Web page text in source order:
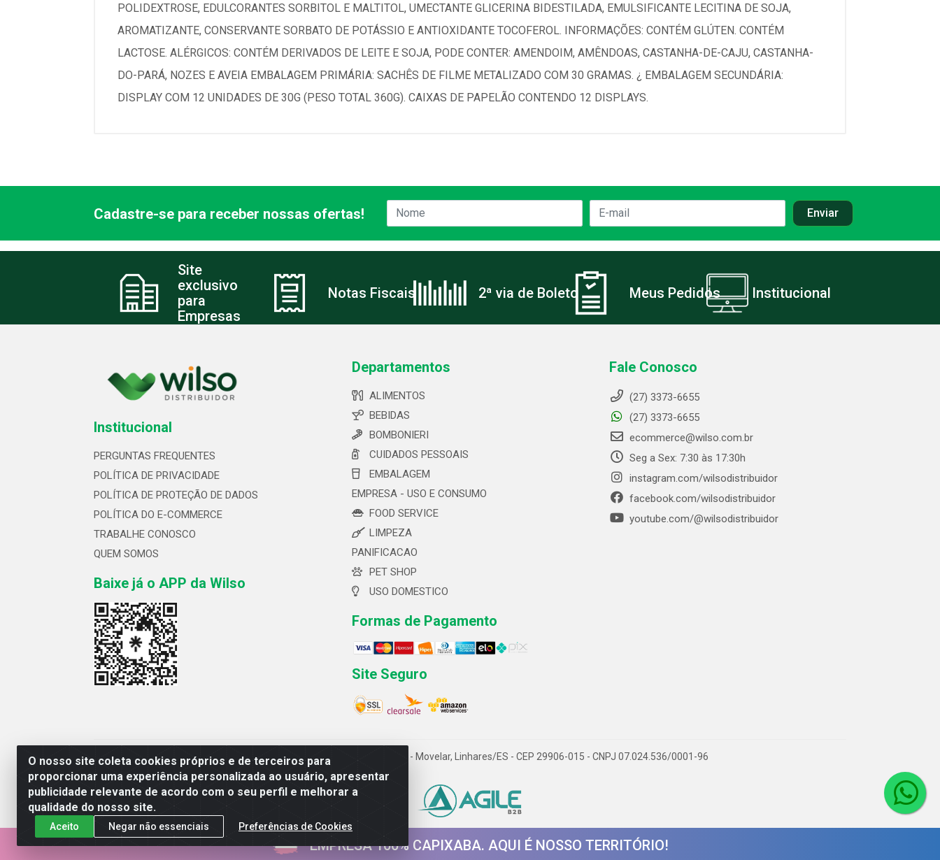
POLIDEXTROSE, EDULCORANTES SORBITOL E MALTITOL, UMECTANTE GLICERINA BIDESTILADA, EMULSIFICANTE LECITINA DE SOJA,
AROMATIZANTE, CONSERVANTE SORBATO DE POTÁSSIO E ANTIOXIDANTE TOCOFEROL. INFORMAÇÕES: CONTÉM GLÚTEN. CONTÉM
LACTOSE. ALÉRGICOS: CONTÉM DERIVADOS DE LEITE E SOJA, PODE CONTER: AMENDOIM, AMÊNDOAS, CASTANHA-DE-CAJU, CASTANHA-
DO-PARÁ, NOZES E AVEIA EMBALAGEM PRIMÁRIA: SACHÊS DE FILME METALIZADO COM 30 GRAMAS. ¿ EMBALAGEM SECUNDÁRIA:
DISPLAY COM 12 UNIDADES DE 30G (PESO TOTAL 360G). CAIXAS DE PAPELÃO CONTENDO 12 DISPLAYS.
O nosso site coleta cookies próprios e de terceiros para
proporcionar uma experiência personalizada ao usuário, apresentar
publicidade relevante de acordo com o seu perfil e melhorar a
qualidade do nosso site.
Aceito Negar não essenciais Preferências de Cookies
Cadastre-se para receber nossas ofertas!
Site
exclusivo
para
Empresas
Notas Fiscais 2ª via de Boleto Meus Pedidos Institucional
Institucional
PERGUNTAS FREQUENTES
POLÍTICA DE PRIVACIDADE
POLÍTICA DE PROTEÇÃO DE DADOS
POLÍTICA DO E-COMMERCE
TRABALHE CONOSCO
QUEM SOMOS
Baixe já o APP da Wilso
Departamentos
ALIMENTOS
BEBIDAS
BOMBONIERI
CUIDADOS PESSOAIS
EMBALAGEM
EMPRESA - USO E CONSUMO
FOOD SERVICE
LIMPEZA
PANIFICACAO
PET SHOP
USO DOMESTICO
Formas de Pagamento
Site Seguro
Fale Conosco
(27) 3373-6655
(27) 3373-6655
ecommerce@wilso.com.br
Seg a Sex: 7:30 às 17:30h
instagram.com/wilsodistribuidor
facebook.com/wilsodistribuidor
youtube.com/@wilsodistribuidor
Wilso Distribuidor ltda- Av. Cerejeira, 699 - Movelar, Linhares/ES - CEP 29906-015 - CNPJ 07.024.536/0001-96
EMPRESA 100% CAPIXABA. AQUI É NOSSO TERRITÓRIO!